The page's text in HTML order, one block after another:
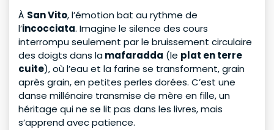
À San Vito, l’émotion bat au rythme de
l’incocciata. Imagine le silence des cours
interrompu seulement par le bruissement circulaire
des doigts dans lamafaradda (le plat en terre
cuite), où l’eau et la farine se transforment, grain
après grain, en petites perles dorées. C’est une
danse millénaire transmise de mère en fille, un
héritage qui ne se lit pas dans les livres, mais
s’apprend avec patience.